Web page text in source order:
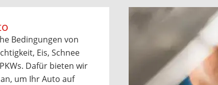
Bedingungen von
Eis, Schnee
Dafür bieten wir
um Ihr Auto auf